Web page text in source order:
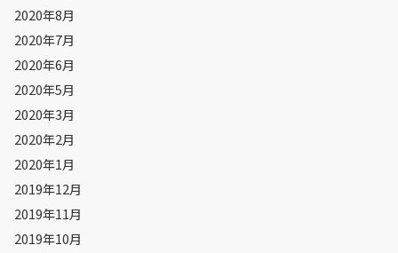
2020年8月
2020年7月
2020年6月
2020年5月
2020年3月
2020年2月
2020年1月
2019年12月
2019年11月
2019年10月